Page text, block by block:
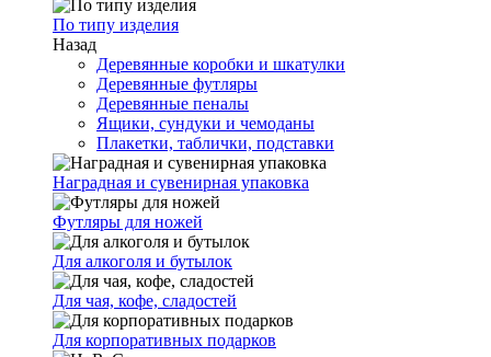
По типу изделия
Назад
Деревянные коробки и шкатулки
Деревянные футляры
Деревянные пеналы
Ящики, сундуки и чемоданы
Плакетки, таблички, подставки
Наградная и сувенирная упаковка
Футляры для ножей
Для алкоголя и бутылок
Для чая, кофе, сладостей
Для корпоративных подарков